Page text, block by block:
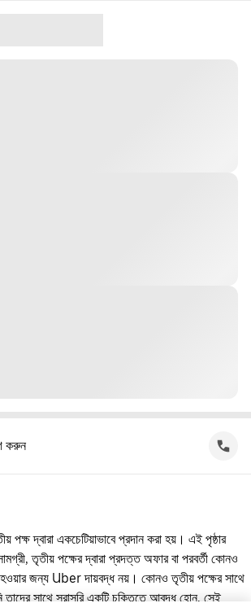
করুন
পক্ষ দ্বারা একচেটিয়াভাবে প্রদান করা হয়। এই পৃষ্ঠার
তৃতীয় পক্ষের দ্বারা প্রদত্ত অফার বা পরবর্তী কোনও
জন্য Uber দায়বদ্ধ নয়। কোনও তৃতীয় পক্ষের সাথে
সাথে সরাসরি একটি চুক্তিতে আবদ্ধ হোন, সেই